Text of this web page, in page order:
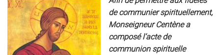
de communier spirituellement,
Monseigneur Centène a
composé l’acte de
communion spirituelle